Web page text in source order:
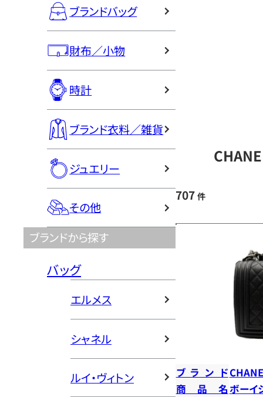
ブランドバッグ
財布／小物
時計
ブランド衣料／雑貨
ジュエリー
その他
ブランドから探す
バッグ
エルメス
シャネル
ルイ・ヴィトン
707 件
ブランド
商品名ボーイ